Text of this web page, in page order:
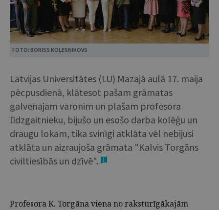
FOTO: BORISS KOĻESŅIKOVS
Latvijas Universitātes (LU) Mazajā aulā 17. maija
pēcpusdienā, klātesot pašam grāmatas
galvenajam varonim un plašam profesora
līdzgaitnieku, bijušo un esošo darba kolēģu un
draugu lokam, tika svinīgi atklāta vēl nebijusi
atklāta un aizraujoša grāmata "Kalvis Torgāns
civiltiesībās un dzīvē".
1
Profesora K. Torgāna viena no raksturīgākajām